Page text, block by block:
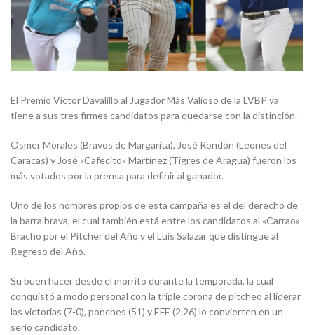
El Premio Víctor Davalillo al Jugador Más Valioso de la LVBP ya
tiene a sus tres firmes candidatos para quedarse con la distinción.
Osmer Morales (Bravos de Margarita), José Rondón (Leones del
Caracas) y José «Cafecito» Martínez (Tigres de Aragua) fueron los
más votados por la prensa para definir al ganador.
Uno de los nombres propios de esta campaña es el del derecho de
la barra brava, el cual también está entre los candidatos al «Carrao»
Bracho por el Pitcher del Año y el Luis Salazar que distingue al
Regreso del Año.
Su buen hacer desde el morrito durante la temporada, la cual
conquistó a modo personal con la triple corona de pitcheo al liderar
las victorias (7-0), ponches (51) y EFE (2.26) lo convierten en un
serio candidato.